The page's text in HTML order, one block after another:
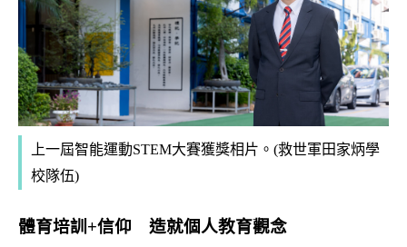
上一屆智能運動STEM大賽獲獎相片。(救世軍田家炳學
校隊伍)
體育培訓+信仰　造就個人教育觀念